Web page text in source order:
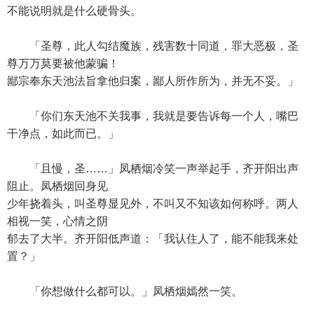
不能说明就是什么硬骨头。
「圣尊，此人勾结魔族，残害数十同道，罪大恶极，圣
尊万万莫要被他蒙骗！
鄙宗奉东天池法旨拿他归案，鄙人所作所为，并无不妥。」
「你们东天池不关我事，我就是要告诉每一个人，嘴巴
干净点，如此而已。」
「且慢，圣……」凤栖烟冷笑一声举起手，齐开阳出声
阻止。凤栖烟回身见
少年挠着头，叫圣尊显见外，不叫又不知该如何称呼。两人
相视一笑，心情之阴
郁去了大半。齐开阳低声道：「我认住人了，能不能我来处
置？」
「你想做什么都可以。」凤栖烟嫣然一笑。